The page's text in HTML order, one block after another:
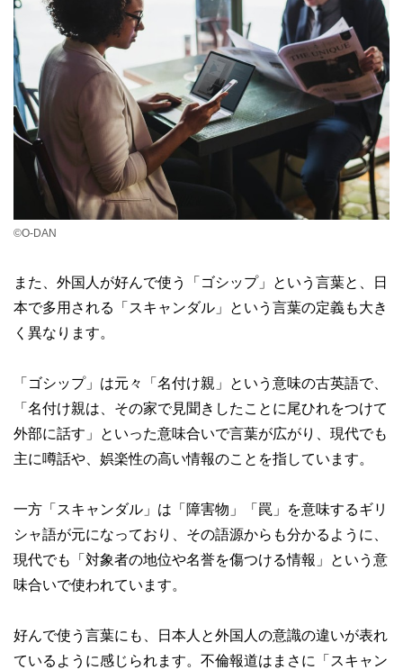
©O-DAN
また、外国人が好んで使う「ゴシップ」という言葉と、日
本で多用される「スキャンダル」という言葉の定義も大き
く異なります。
「ゴシップ」は元々「名付け親」という意味の古英語で、
「名付け親は、その家で見聞きしたことに尾ひれをつけて
外部に話す」といった意味合いで言葉が広がり、現代でも
主に噂話や、娯楽性の高い情報のことを指しています。
一方「スキャンダル」は「障害物」「罠」を意味するギリ
シャ語が元になっており、その語源からも分かるように、
現代でも「対象者の地位や名誉を傷つける情報」という意
味合いで使われています。
好んで使う言葉にも、日本人と外国人の意識の違いが表れ
ているように感じられます。不倫報道はまさに「スキャン